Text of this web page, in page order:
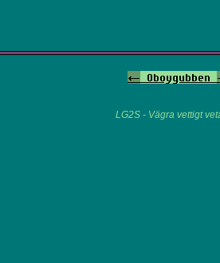
<- Oboygubben
LG2S - Vägra vettigt